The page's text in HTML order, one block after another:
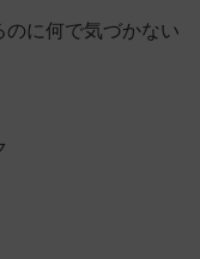
のに何で気づかない